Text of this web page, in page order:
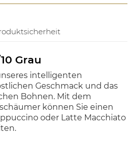
Grau
intelligenten
Geschmack und das
Bohnen. Mit dem
können Sie einen
oder Latte Macchiato